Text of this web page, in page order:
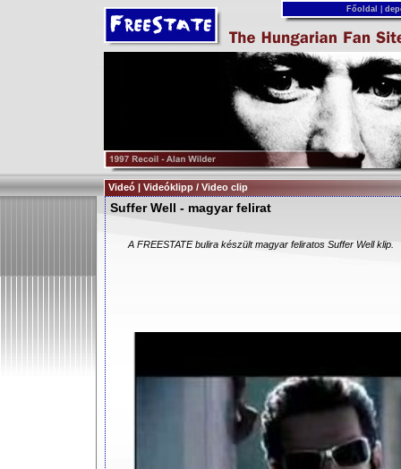
Főoldal
Videó | Videóklipp / Video clip
Suffer Well - magyar felirat
A FREESTATE bulira készült magyar feliratos Suffer Well klip.